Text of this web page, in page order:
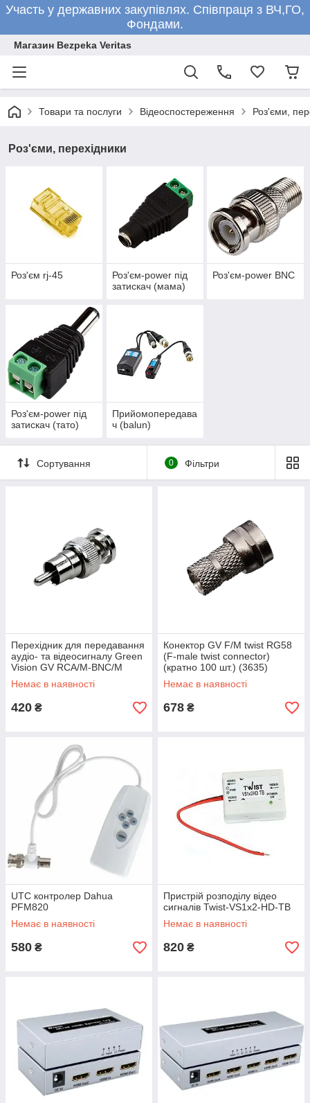
Участь у державних закупівлях. Співпраця з ВЧ,ГО,
Фондами.
Магазин Bezpeka Veritas
Товари та послуги Відеоспостереження Роз'єми,
Роз'єми, перехідники
Роз'єм rj-45
Роз'єм-power під
затискач (мама)
Роз'єм-power BNC
Роз'єм-power під
затискач (тато)
Прийомопередава
ч (balun)
Сортування 0 Фільтри
Перехідник для передавання
аудіо- та відеосигналу Green
Vision GV RCA/M-BNC/M
Немає в наявності
420 ₴
Конектор GV F/M twist RG58
(F-male twist connector)
(кратно 100 шт.) (3635)
Немає в наявності
678 ₴
UTC контролер Dahua
PFM820
Немає в наявності
580 ₴
Пристрій розподілу відео
сигналів Twist-VS1x2-HD-TB
Немає в наявності
820 ₴